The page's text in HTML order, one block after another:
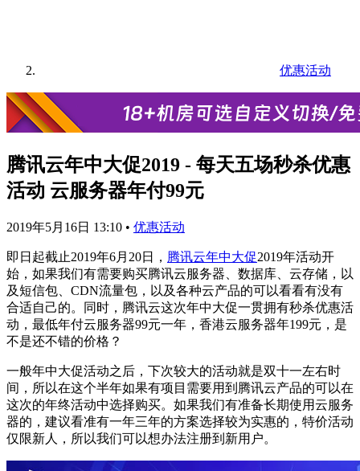
优惠活动
腾讯云年中大促2019 - 每天五场秒杀优惠
活动 云服务器年付99元
2019年5月16日 13:10 • 优惠活动
即日起截止2019年6月20日， 腾讯云年中大促2019年活动开
始，如果我们有需要购买腾讯云服务器、数据库、云存储，以
及短信包、CDN流量包，以及各种云产品的可以看看有没有
合适自己的。同时，腾讯云这次年中大促一贯拥有秒杀优惠活
动，最低年付云服务器99元一年，香港云服务器年199元，是
不是还不错的价格？
一般年中大促活动之后，下次较大的活动就是双十一左右时
间，所以在这个半年如果有项目需要用到腾讯云产品的可以在
这次的年终活动中选择购买。如果我们有准备长期使用云服务
器的，建议看准有一年三年的方案选择较为实惠的，特价活动
仅限新人，所以我们可以想办法注册到新用户。